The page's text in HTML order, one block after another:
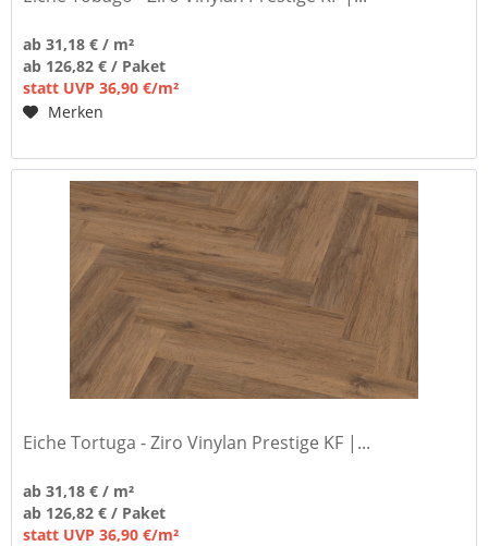
ab 31,18 € / m²
ab 126,82 € / Paket
statt UVP 36,90 €/m²
Merken
Eiche Tortuga - Ziro Vinylan Prestige KF |...
ab 31,18 € / m²
ab 126,82 € / Paket
statt UVP 36,90 €/m²